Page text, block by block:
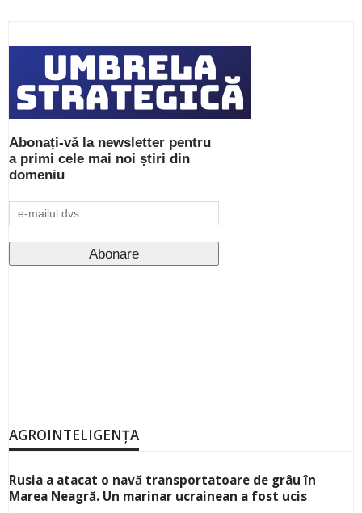
Abonați-vă la newsletter pentru
a primi cele mai noi știri din
domeniu
AGROINTELIGENȚA
Rusia a atacat o navă transportatoare de grâu în
Marea Neagră. Un marinar ucrainean a fost ucis